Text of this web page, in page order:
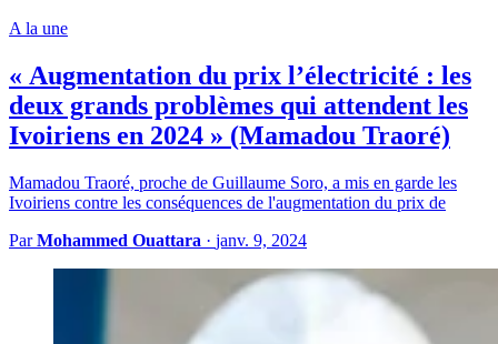
A la une
« Augmentation du prix l’électricité : les
deux grands problèmes qui attendent les
Ivoiriens en 2024 » (Mamadou Traoré)
Mamadou Traoré, proche de Guillaume Soro, a mis en garde les
Ivoiriens contre les conséquences de l'augmentation du prix de
ParMohammed Ouattara · janv. 9, 2024